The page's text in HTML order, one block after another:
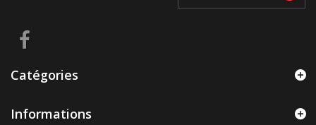
Catégories
Informations